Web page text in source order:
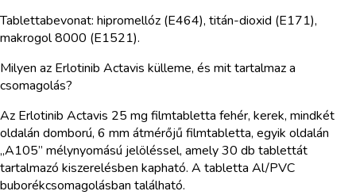
Tablettabevonat: hipromellóz (E464), titán-dioxid (E171),
makrogol 8000 (E1521).
Milyen az Erlotinib Actavis külleme, és mit tartalmaz a
csomagolás?
Az Erlotinib Actavis 25 mg filmtabletta fehér, kerek, mindkét
oldalán domború, 6 mm átmérőjű filmtabletta, egyik oldalán
„A105” mélynyomású jelöléssel, amely 30 db tablettát
tartalmazó kiszerelésben kapható. A tabletta Al/PVC
buborékcsomagolásban található.